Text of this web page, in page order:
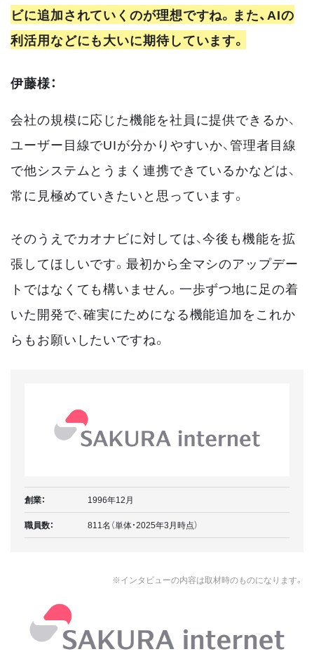
ビに追加されていくのが理想ですね。また、AIの
利活用などにも大いに期待しています。
伊藤様：
会社の規模に応じた機能を社員に提供できるか、
ユーザー目線でUIが分かりやすいか、管理者目線
で他システムとうまく連携できているかなどは、
常に見極めていきたいと思っています。
そのうえでカオナビに対しては、今後も機能を拡
張してほしいです。最初から全マシのアップデー
トではなくても構いません。一歩ずつ地に足の着
いた開発で、確実にためになる機能追加をこれか
らもお願いしたいですね。
創業：
1996年12月
職員数：
811名（単体・2025年3月時点）
※インタビューの内容は取材時のものになります。